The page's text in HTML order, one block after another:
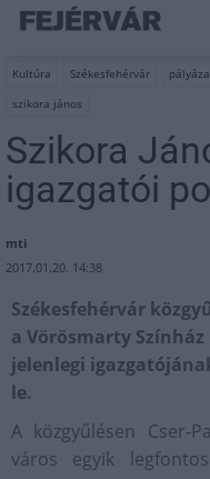
Kultúra Székesfehérvár
szikora jános
Szikora
igazgatói
mti
2017.01.20. 14:38
Székesfehérvár
a Vörösmarty
jelenlegi
le.
A közgyűlésen Cser-
város egyik